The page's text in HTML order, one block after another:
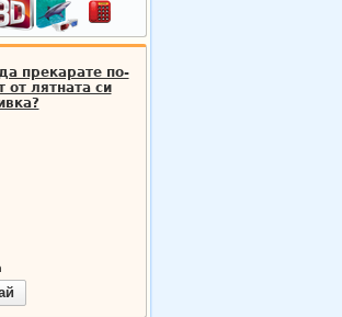
прекарате по-
от лятната си